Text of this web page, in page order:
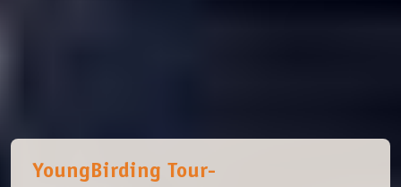
YoungBirding Tour-